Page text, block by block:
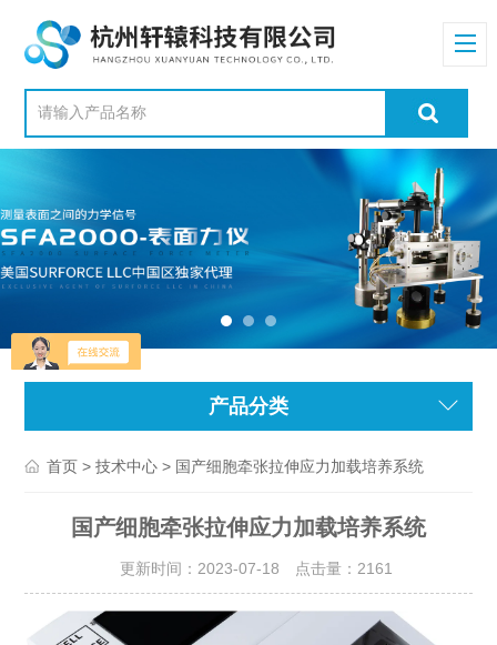
产品分类
首页 >技术中心 > 国产细胞牵张拉伸应力加载培养系统
国产细胞牵张拉伸应力加载培养系统
更新时间：2023-07-18 点击量： 2161